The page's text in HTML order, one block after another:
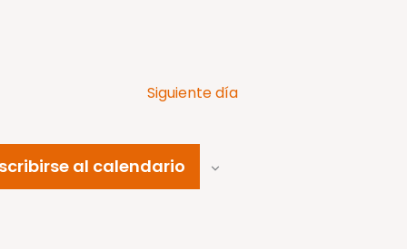
Siguiente día
al calendario